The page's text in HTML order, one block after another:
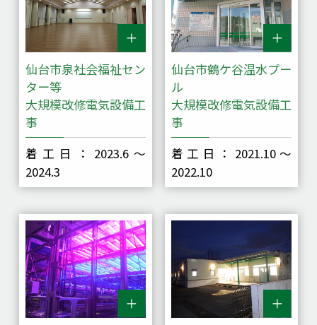
仙台市泉社会福祉セン
ター等
大規模改修電気設備工
事
着工日：2023.6～
2024.3
仙台市鶴ケ谷温水プー
ル
大規模改修電気設備工
事
着工日：2021.10～
2022.10